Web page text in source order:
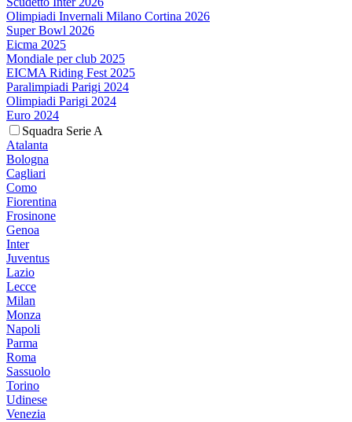
Olimpiadi Invernali Milano Cortina 2026
Super Bowl 2026
Eicma 2025
Mondiale per club 2025
EICMA Riding Fest 2025
Paralimpiadi Parigi 2024
Olimpiadi Parigi 2024
Euro 2024
Squadra Serie A
Atalanta
Bologna
Cagliari
Como
Fiorentina
Frosinone
Genoa
Inter
Juventus
Lazio
Lecce
Milan
Monza
Napoli
Parma
Roma
Sassuolo
Torino
Udinese
Venezia